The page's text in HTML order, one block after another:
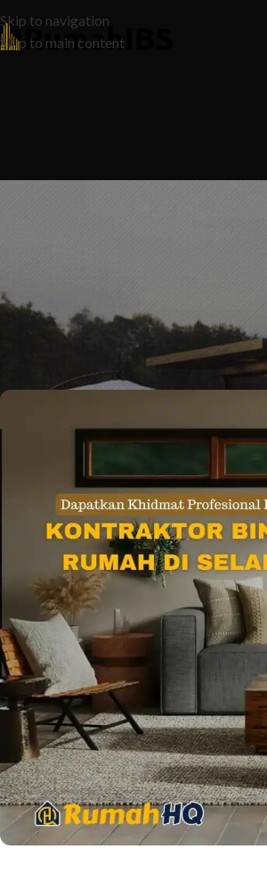
Skip to navigation
Skip to main content
Rahsia Jimat: